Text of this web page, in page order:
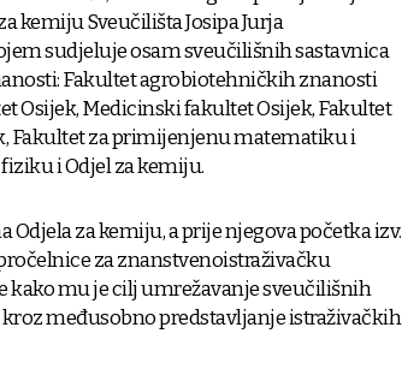
kemiju Sveučilišta Josipa Jurja
sudjeluje osam sveučilišnih sastavnica
Fakultet agrobiotehničkih znanosti
Osijek, Medicinski fakultet Osijek, Fakultet
Fakultet za primijenjenu matematiku i
i Odjel za kemiju.
za kemiju, a prije njegova početka izv.
za znanstvenoistraživačku
kako mu je cilj umrežavanje sveučilišnih
međusobno predstavljanje istraživačkih